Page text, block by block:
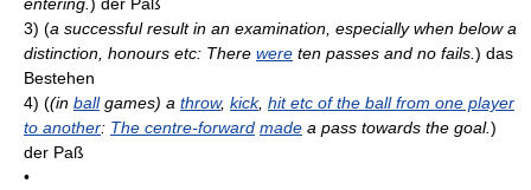
3) (a successful result in an examination, especially when below a
distinction, honours etc: There were ten passes and no fails. ) das
Bestehen
4) ((in ballgames) a throw, kick, hit etc of the ball from one player
to another: The centre-forward made a pass towards the goal.)
der Paß
•